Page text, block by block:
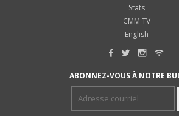
Stats
CMM TV
English
ABONNEZ-VOUS À NOTRE